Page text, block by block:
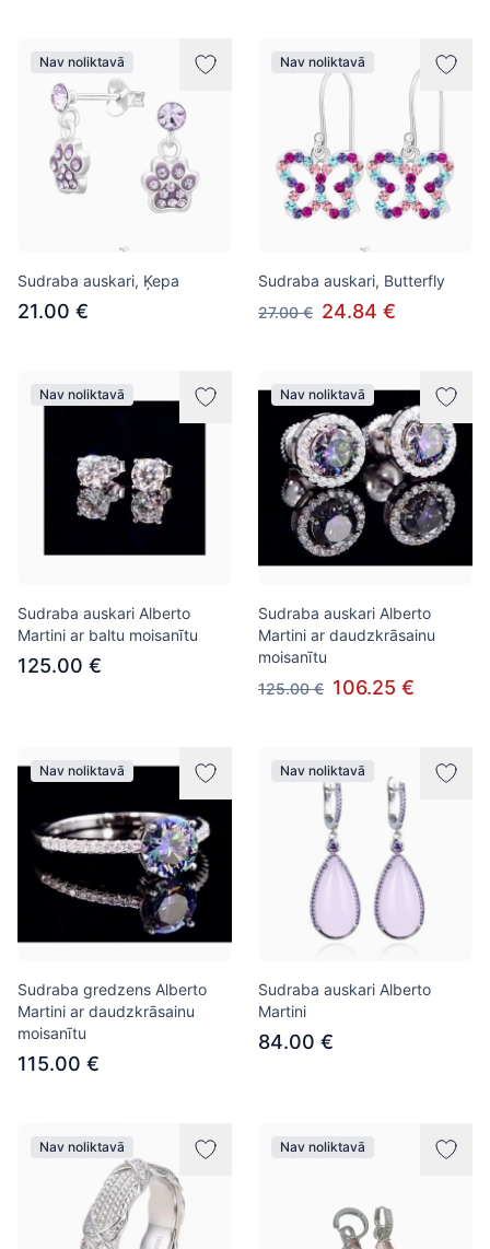
Nav noliktavā
Sudraba auskari, Ķepa
21.00 €
Nav noliktavā
Sudraba auskari, Butterfly
27.00 € 24.84 €
Nav noliktavā
Sudraba auskari Alberto
Martini ar baltu moisanītu
125.00 €
Nav noliktavā
Sudraba auskari Alberto
Martini ar daudzkrāsainu
moisanītu
125.00 € 106.25 €
Nav noliktavā
Sudraba gredzens Alberto
Martini ar daudzkrāsainu
moisanītu
115.00 €
Nav noliktavā
Sudraba auskari Alberto
Martini
84.00 €
Nav noliktavā Nav noliktavā